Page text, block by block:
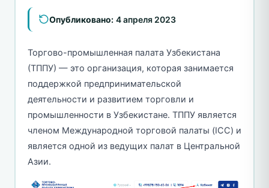
Опубликовано: 4 апреля 2023
Торгово-промышленная палата Узбекистана
(ТППУ) — это организация, которая занимается
поддержкой предпринимательской
деятельности и развитием торговли и
промышленности в Узбекистане. ТППУ является
членом Международной торговой палаты (ICC) и
является одной из ведущих палат в Центральной
Азии.